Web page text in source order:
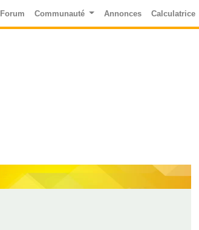
Forum Communauté Annonces Calculatrice